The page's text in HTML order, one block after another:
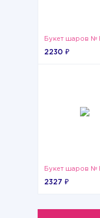
Букет шаров №
2230 ₽
Букет шаров №
2327 ₽